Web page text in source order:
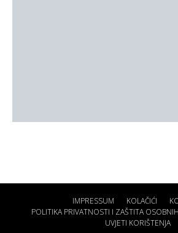
IMPRESSUM KOLAČIĆI
POLITIKA PRIVATNOSTI I ZAŠTITA
UVJETI KORIŠTENJA